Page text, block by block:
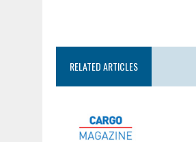
RELATED ARTICLES